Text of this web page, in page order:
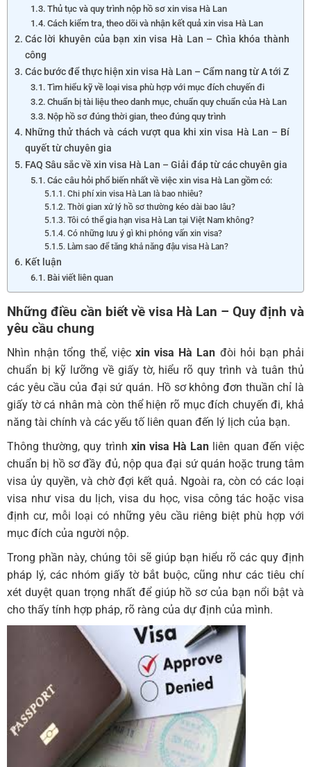
Thủ tục và quy trình nộp hồ sơ xin visa Hà Lan
Cách kiểm tra, theo dõi và nhận kết quả xin visa Hà Lan
Các lời khuyên của bạn xin visa Hà Lan – Chìa khóa thành
công
Các bước để thực hiện xin visa Hà Lan – Cẩm nang từ A tới Z
Tìm hiểu kỹ về loại visa phù hợp với mục đích chuyến đi
Chuẩn bị tài liệu theo danh mục, chuẩn quy chuẩn của Hà Lan
Nộp hồ sơ đúng thời gian, theo đúng quy trình
Những thử thách và cách vượt qua khi xin visa Hà Lan – Bí
quyết từ chuyên gia
FAQ Sâu sắc về xin visa Hà Lan – Giải đáp từ các chuyên gia
Các câu hỏi phổ biến nhất về việc xin visa Hà Lan gồm có:
Chi phí xin visa Hà Lan là bao nhiêu?
Thời gian xử lý hồ sơ thường kéo dài bao lâu?
Tôi có thể gia hạn visa Hà Lan tại Việt Nam không?
Có những lưu ý gì khi phỏng vấn xin visa?
Làm sao để tăng khả năng đậu visa Hà Lan?
Kết luận
Bài viết liên quan
Những điều cần biết về visa Hà Lan – Quy định và
yêu cầu chung
Nhìn nhận tổng thể, việc xin visa Hà Lan đòi hỏi bạn phải
chuẩn bị kỹ lưỡng về giấy tờ, hiểu rõ quy trình và tuân thủ
các yêu cầu của đại sứ quán. Hồ sơ không đơn thuần chỉ là
giấy tờ cá nhân mà còn thể hiện rõ mục đích chuyến đi, khả
năng tài chính và các yếu tố liên quan đến lý lịch của bạn.
Thông thường, quy trình xin visa Hà Lan liên quan đến việc
chuẩn bị hồ sơ đầy đủ, nộp qua đại sứ quán hoặc trung tâm
visa ủy quyền, và chờ đợi kết quả. Ngoài ra, còn có các loại
visa như visa du lịch, visa du học, visa công tác hoặc visa
định cư, mỗi loại có những yêu cầu riêng biệt phù hợp với
mục đích của người nộp.
Trong phần này, chúng tôi sẽ giúp bạn hiểu rõ các quy định
pháp lý, các nhóm giấy tờ bắt buộc, cũng như các tiêu chí
xét duyệt quan trọng nhất để giúp hồ sơ của bạn nổi bật và
cho thấy tính hợp pháp, rõ ràng của dự định của mình.